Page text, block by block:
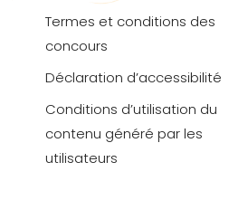
Termes et conditions des
concours
Déclaration d’accessibilité
Conditions d’utilisation du
contenu généré par les
utilisateurs